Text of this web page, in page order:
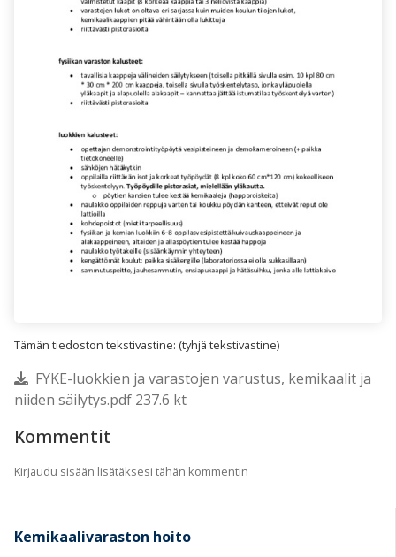
Tämän tiedoston tekstivastine: (tyhjä tekstivastine)
FYKE-luokkien ja varastojen varustus, kemikaalit ja
niiden säilytys.pdf 237.6 kt
Kommentit
Kirjaudu sisään lisätäksesi tähän kommentin
Kemikaalivaraston hoito